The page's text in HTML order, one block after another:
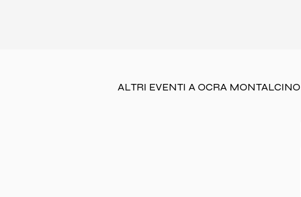
ALTRI EVENTI A OCRA MONTALCINO